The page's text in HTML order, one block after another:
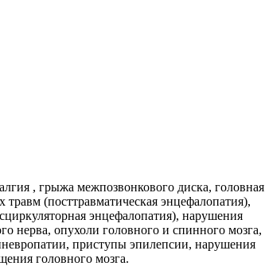
, грыжа межпозвонкового диска, головная
(посттравматическая энцефалопатия),
энцефалопатия), нарушения
нерва, опухоли головного и спинного мозга,
приступы эпилепсии, нарушения
головного мозга.